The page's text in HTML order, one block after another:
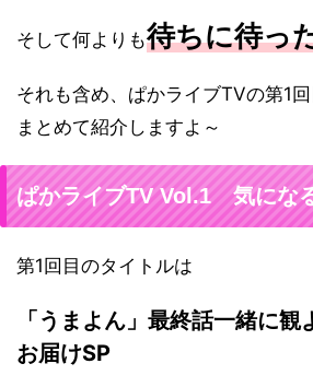
そして何よりも待ちに待っ
それも含め、ぱかライブTVの第1
まとめて紹介しますよ～
ぱかライブTV Vol.1 気にな
第1回目のタイトルは
「うまよん」最終話一緒に観
お届けSP